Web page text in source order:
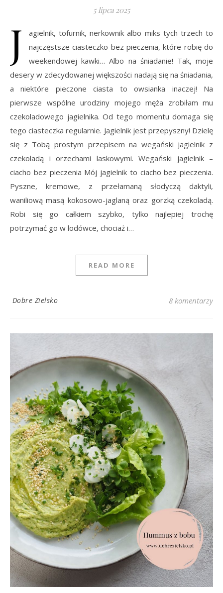
5 lipca 2025
J
agielnik, tofurnik, nerkownik albo miks tych trzech to
najczęstsze ciasteczko bez pieczenia, które robię do
weekendowej kawki… Albo na śniadanie! Tak, moje
desery w zdecydowanej większości nadają się na śniadania,
a niektóre pieczone ciasta to owsianka inaczej! Na
pierwsze wspólne urodziny mojego męża zrobiłam mu
czekoladowego jagielnika. Od tego momentu domaga się
tego ciasteczka regularnie. Jagielnik jest przepyszny! Dzielę
się z Tobą prostym przepisem na wegański jagielnik z
czekoladą i orzechami laskowymi. Wegański jagielnik –
ciacho bez pieczenia Mój jagielnik to ciacho bez pieczenia.
Pyszne, kremowe, z przełamaną słodyczą daktyli,
waniliową masą kokosowo-jaglaną oraz gorzką czekoladą.
Robi się go całkiem szybko, tylko najlepiej trochę
potrzymać go w lodówce, chociaż i…
READ MORE
Dobre Zielsko 8 komentarzy